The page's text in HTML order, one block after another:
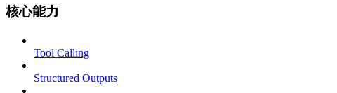
核心能力
Tool Calling
Structured Outputs